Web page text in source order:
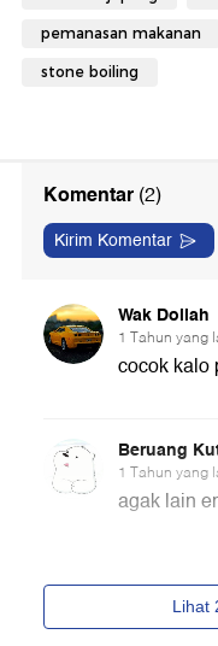
pemanasan makanan
stone boiling